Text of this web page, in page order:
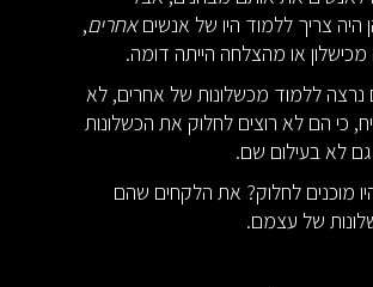
היה צריך ללמוד היו של אנשיםאחרים,
או מהצלחה הייתה דומה.
ללמוד מכשלונות של אחרים, לא
כי הם לא רוצים לחלוק את הכשלונות
לא בעילום שם.
מוכנים לחלוק? את הלקחים שהם
של עצמם.